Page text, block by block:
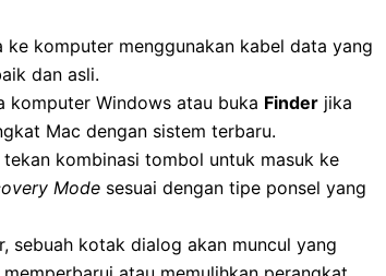
ke komputer menggunakan kabel data yang
dan asli.
komputer Windows atau buka Finder jika
Mac dengan sistem terbaru.
kombinasi tombol untuk masuk ke
Mode sesuai dengan tipe ponsel yang
sebuah kotak dialog akan muncul yang